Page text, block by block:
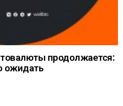
продолжается:
ожидать